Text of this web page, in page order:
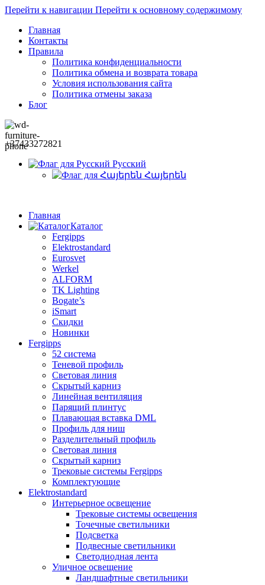
Перейти к навигации Перейти к основному содержимому
Главная
Контакты
Правила
Политика конфиденциальности
Политика обмена и возврата товара
Условия использования сайта
Политика отмены заказа
Блог
+37433272821
Русский
Հայերեն
Главная
Каталог
Fergipps
Elektrostandard
Eurosvet
Werkel
ALFORM
TK Lighting
Bogate’s
iSmart
Скидки
Новинки
Fergipps
52 система
Теневой профиль
Световая линия
Скрытый карниз
Линейная вентиляция
Парящий плинтус
Плавающая вставка DML
Профиль для ниш
Разделительный профиль
Световая линия
Скрытый карниз
Трековые системы Fergipps
Комплектующие
Elektrostandard
Интерьерное освещение
Трековые системы освещения
Точечные светильники
Подсветка
Подвесные светильники
Светодиодная лента
Уличное освещение
Ландшафтные светильники